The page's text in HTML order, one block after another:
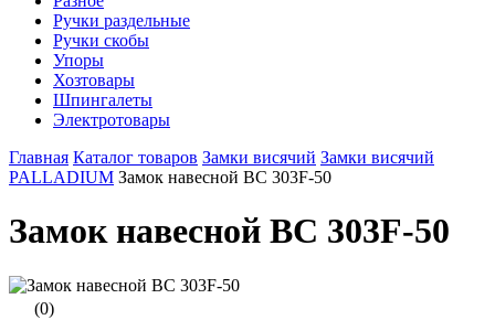
Ручки раздельные
Ручки скобы
Упоры
Хозтовары
Шпингалеты
Электротовары
Главная Каталог товаров Замки висячий Замки висячий
PALLADIUM Замок навесной ВС 303F-50
Замок навесной ВС 303F-50
(0)